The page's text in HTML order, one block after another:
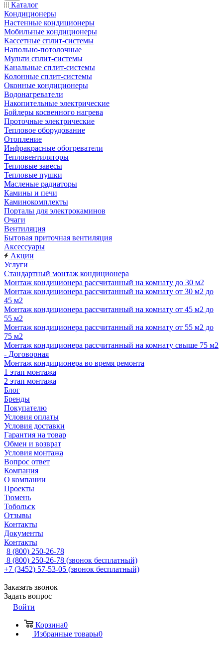
Каталог
Кондиционеры
Настенные кондиционеры
Мобильные кондиционеры
Кассетные сплит-системы
Напольно-потолочные
Мульти сплит-системы
Канальные сплит-системы
Колонные сплит-системы
Оконные кондиционеры
Водонагреватели
Накопительные электрические
Бойлеры косвенного нагрева
Проточные электрические
Тепловое оборудование
Отопление
Инфракрасные обогреватели
Тепловентиляторы
Тепловые завесы
Тепловые пушки
Масленые радиаторы
Камины и печи
Каминокомплекты
Порталы для электрокаминов
Очаги
Вентиляция
Бытовая приточная вентиляция
Аксессуары
Акции
Услуги
Стандартный монтаж кондиционера
Монтаж кондиционера рассчитанный на комнату до 30 м2
Монтаж кондиционера рассчитанный на комнату от 30 м2 до
45 м2
Монтаж кондиционера рассчитанный на комнату от 45 м2 до
55 м2
Монтаж кондиционера рассчитанный на комнату от 55 м2 до
75 м2
Монтаж кондиционера рассчитанный на комнату свыше 75 м2
- Договорная
Монтаж кондиционера во время ремонта
1 этап монтажа
2 этап монтажа
Блог
Бренды
Покупателю
Условия оплаты
Условия доставки
Гарантия на товар
Обмен и возврат
Условия монтажа
Вопрос ответ
Компания
О компании
Проекты
Тюмень
Тобольск
Отзывы
Контакты
Документы
Контакты
8 (800) 250-26-78
8 (800) 250-26-78 (звонок бесплатный)
+7 (3452) 57-53-05 (звонок бесплатный)
Заказать звонок
Задать вопрос
Войти
Корзина0
Избранные товары0